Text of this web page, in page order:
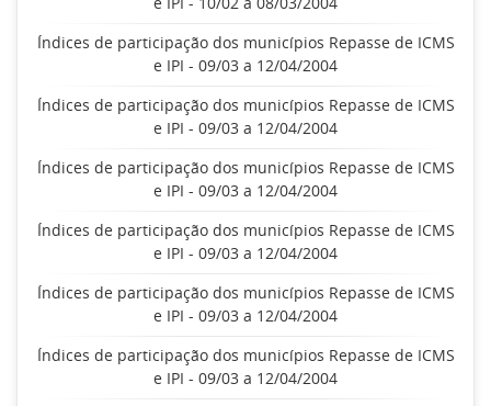
Índices de participação dos municípios Repasse de ICMS
e IPI - 09/03 a 12/04/2004
Índices de participação dos municípios Repasse de ICMS
e IPI - 09/03 a 12/04/2004
Índices de participação dos municípios Repasse de ICMS
e IPI - 09/03 a 12/04/2004
Índices de participação dos municípios Repasse de ICMS
e IPI - 09/03 a 12/04/2004
Índices de participação dos municípios Repasse de ICMS
e IPI - 09/03 a 12/04/2004
Índices de participação dos municípios Repasse de ICMS
e IPI - 09/03 a 12/04/2004